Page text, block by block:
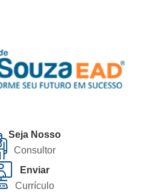
Seja Nosso
Consultor
Enviar
Currículo